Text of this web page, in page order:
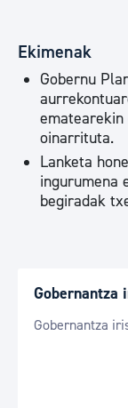
Ekimenak
Gobernu
oinarrituta.
Lanketa
ingurumena
begiradak
Gobernantza
Gobernantza